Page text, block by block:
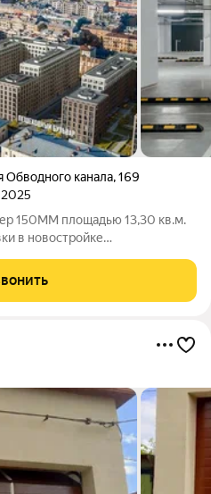
Обводного канала,169
2025
150ММ площадью 13,30 кв.м.
в новостройке
машиноместа в ипотеку.